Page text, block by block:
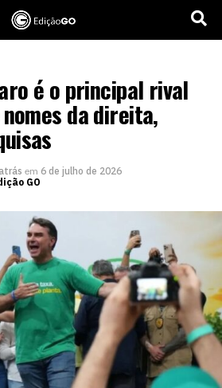
é o principal rival
da direita,
em 6 de julho de 2026
GO